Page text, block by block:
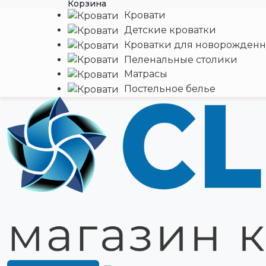
Корзина
Кровати
Детские кроватки
Кроватки для
Пеленальные столики
Матрасы
Постельное белье